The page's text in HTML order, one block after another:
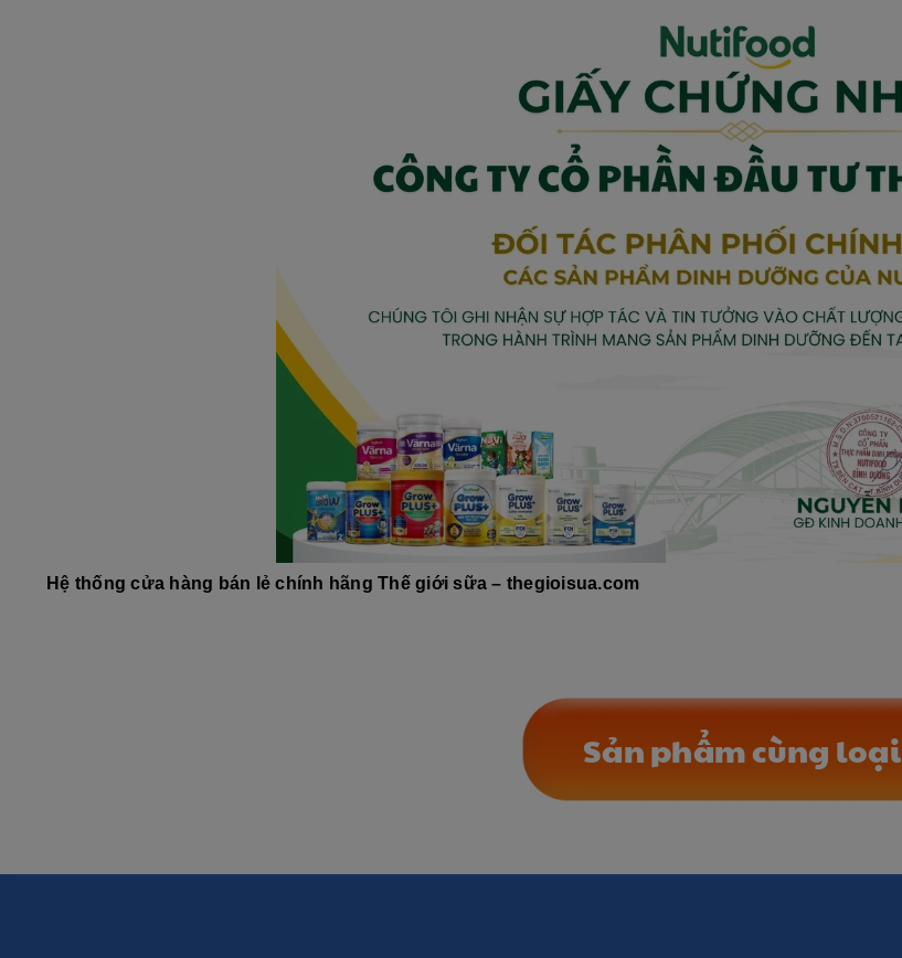
Hệ thống cửa hàng bán lẻ chính hãng Thế giới sữa – thegioisua.com
Sản phẩm cùng loại